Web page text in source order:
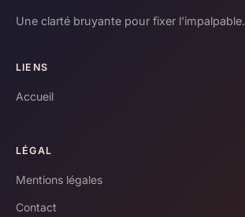
Une clarté bruyante pour fixer l'impalpable.
LIENS
Accueil
LÉGAL
Mentions légales
Contact